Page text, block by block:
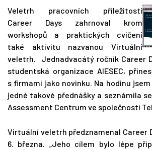
Veletrh pracovních příležitostí
Career Days zahrnoval krom
workshopů a praktických cvičení
také aktivitu nazvanou Virtuální
veletrh. Jednadvacátý ročník Career
studentská organizace AIESEC,
s firmami jako novinku. Na hodinu
jedné takové přednášky a seznámila
Assessment Centrum ve společnosti
Virtuální veletrh předznamenal Career
6. března. „Jeho cílem bylo lépe